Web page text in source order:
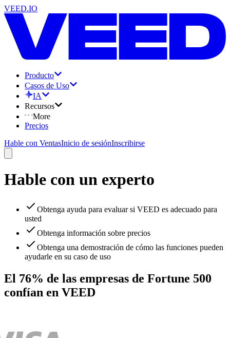
VEED.IO
Producto
Casos de Uso
IA
Recursos
More
Precios
Hable con VentasInicio de sesiónInscribirse
Hable con un experto
Obtenga ayuda para evaluar si VEED es adecuado para
usted
Obtenga información sobre precios
Obtenga una demostración de cómo las funciones pueden
ayudarle en su caso de uso
El 76% de las empresas de Fortune 500
confían en VEED